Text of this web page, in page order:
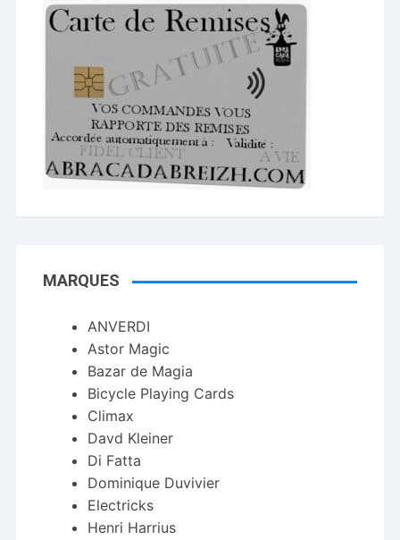
MARQUES
ANVERDI
Astor Magic
Bazar de Magia
Bicycle Playing Cards
Climax
Davd Kleiner
Di Fatta
Dominique Duvivier
Electricks
Henri Harrius